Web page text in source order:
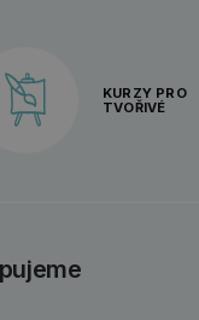
KURZY PRO
TVOŘIVÉ